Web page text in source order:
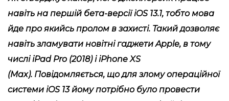
навіть на першій бета-версії iOS 13.1, тобто мова
йде про якийсь пролом в захисті. Такий дозволяє
навіть зламувати новітні гаджети Apple, в тому
числі iPad Pro (2018) і iPhone XS
(Max). Повідомляється, що для злому операційної
системи iOS 13 йому потрібно було провести